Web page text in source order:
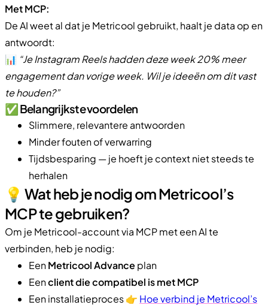
Met MCP:
De AI weet al dat je Metricool gebruikt, haalt je data op en
antwoordt:
📊 “Je Instagram Reels hadden deze week 20% meer
engagement dan vorige week. Wil je ideeën om dit vast
te houden?”
✅ Belangrijkste voordelen
Slimmere, relevantere antwoorden
Minder fouten of verwarring
Tijdsbesparing — je hoeft je context niet steeds te
herhalen
💡 Wat heb je nodig om Metricool’s
MCP te gebruiken?
Om je Metricool-account via MCP met een AI te
verbinden, heb je nodig:
EenMetricool Advance plan
Eenclient die compatibel is met MCP
Een installatieproces 👉 Hoe verbind je Metricool’s